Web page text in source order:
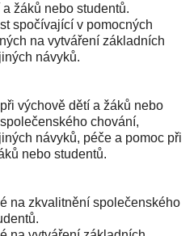
žáků nebo studentů.
spočívající v pomocných
na vytváření základních
návyků.
výchově dětí a žáků nebo
chování,
návyků, péče a pomoc při
nebo studentů.
na zkvalitnění společenského